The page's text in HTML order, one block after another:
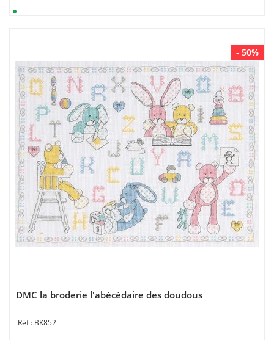
- 50%
DMC la broderie l'abécédaire des doudous
BK852